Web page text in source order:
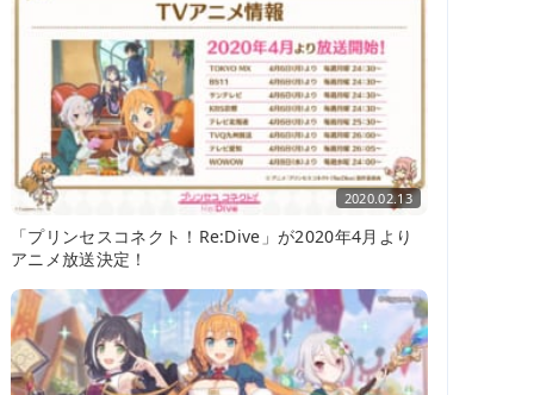
2020.02.13
「プリンセスコネクト！Re:Dive」が2020年4月より
アニメ放送決定！